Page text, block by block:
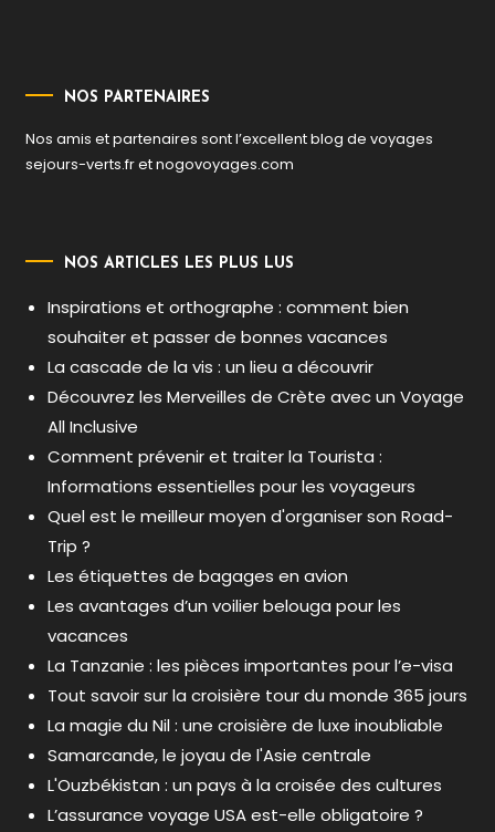
NOS PARTENAIRES
Nos amis et partenaires sont l’excellent blog de voyages
sejours-verts.fretnogovoyages.com
NOS ARTICLES LES PLUS LUS
Inspirations et orthographe : comment bien
souhaiter et passer de bonnes vacances
La cascade de la vis : un lieu a découvrir
Découvrez les Merveilles de Crète avec un Voyage
All Inclusive
Comment prévenir et traiter la Tourista :
Informations essentielles pour les voyageurs
Quel est le meilleur moyen d'organiser son Road-
Trip ?
Les étiquettes de bagages en avion
Les avantages d’un voilier belouga pour les
vacances
La Tanzanie : les pièces importantes pour l’e-visa
Tout savoir sur la croisière tour du monde 365 jours
La magie du Nil : une croisière de luxe inoubliable
Samarcande, le joyau de l'Asie centrale
L'Ouzbékistan : un pays à la croisée des cultures
L’assurance voyage USA est-elle obligatoire ?